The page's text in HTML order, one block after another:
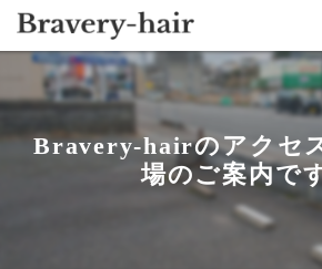
Bravery-hairのアクセ
場のご案内で